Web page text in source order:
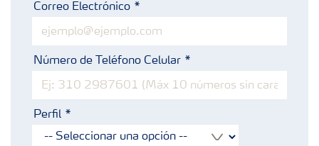
Almacenaje y manejo de fertilizantes
Cultivos
Correo Electrónico
Número de Teléfono Celular
Perfil